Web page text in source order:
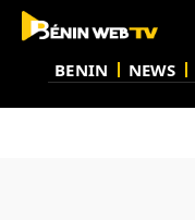
BENIN NEWS